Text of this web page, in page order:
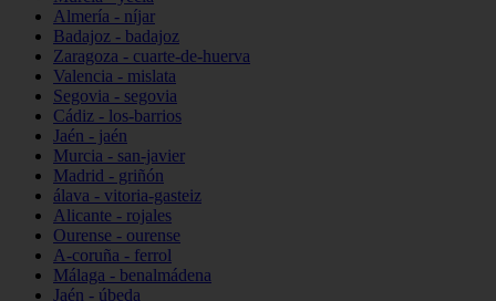
Almería - níjar
Badajoz - badajoz
Zaragoza - cuarte-de-huerva
Valencia - mislata
Segovia - segovia
Cádiz - los-barrios
Jaén - jaén
Murcia - san-javier
Madrid - griñón
álava - vitoria-gasteiz
Alicante - rojales
Ourense - ourense
A-coruña - ferrol
Málaga - benalmádena
Jaén - úbeda